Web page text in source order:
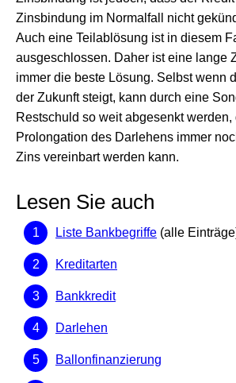
Zinsbindung im Normalfall nicht
Auch eine Teilablösung ist in diesem
ausgeschlossen. Daher ist eine lange
immer die beste Lösung. Selbst wenn
der Zukunft steigt, kann durch eine
Restschuld so weit abgesenkt werden,
Prolongation des Darlehens immer
Zins vereinbart werden kann.
Lesen Sie auch
Liste Bankbegriffe (alle
Kreditarten
Bankkredit
Darlehen
Ballonfinanzierung